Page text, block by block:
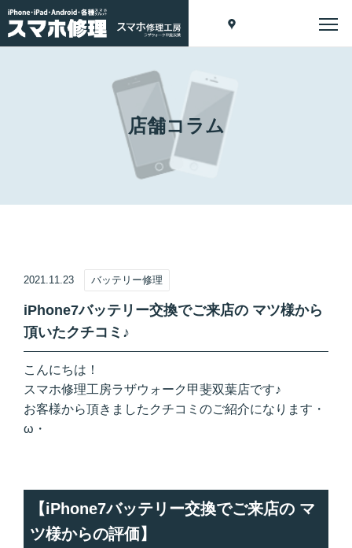
店舗コラム
2021.11.23 バッテリー修理
iPhone7バッテリー交換でご来店の マツ様から
頂いたクチコミ♪
こんにちは！
スマホ修理工房ラザウォーク甲斐双葉店です♪
お客様から頂きましたクチコミのご紹介になります・
ω・
【iPhone7バッテリー交換でご来店の マ
ツ様からの評価】